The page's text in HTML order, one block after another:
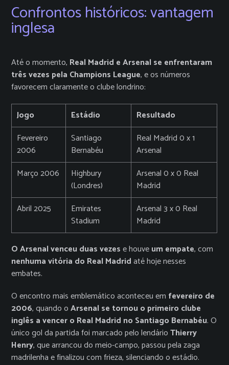
Confrontos históricos: vantagem
inglesa
Até o momento, Real Madrid e Arsenal se enfrentaram
três vezes pela Champions League, e os números
favorecem claramente o clube londrino:
Jogo Estádio
Resultado
Fevereiro
2006
Santiago
Bernabéu
Real Madrid 0 x 1
Arsenal
Março 2006
Highbury
(Londres)
Arsenal 0 x 0 Real
Madrid
Abril 2025
Emirates
Stadium
Arsenal 3 x 0 Real
Madrid
O Arsenal venceu duas vezese houveum empate, com
nenhuma vitória do Real Madridaté hoje nesses
embates.
O encontro mais emblemático aconteceu em fevereiro de
2006, quando oArsenal se tornou o primeiro clube
inglês a vencer o Real Madrid no Santiago Bernabéu. O
único gol da partida foi marcado pelo lendárioThierry
Henry, que arrancou do meio-campo, passou pela zaga
madrilenha e finalizou com frieza, silenciando o estádio.